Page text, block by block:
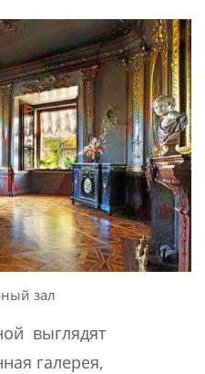
зал
выглядят
галерея,